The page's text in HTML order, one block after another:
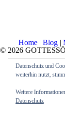
Home| Blog|
© 2026
Datenschutz und
weiterhin nutzt,
Weitere
Datenschutz